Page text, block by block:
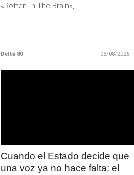
«Rotten In The Brain»,...
Delta 80 05/08/2026
Cuando el Estado decide que
una voz ya no hace falta: el